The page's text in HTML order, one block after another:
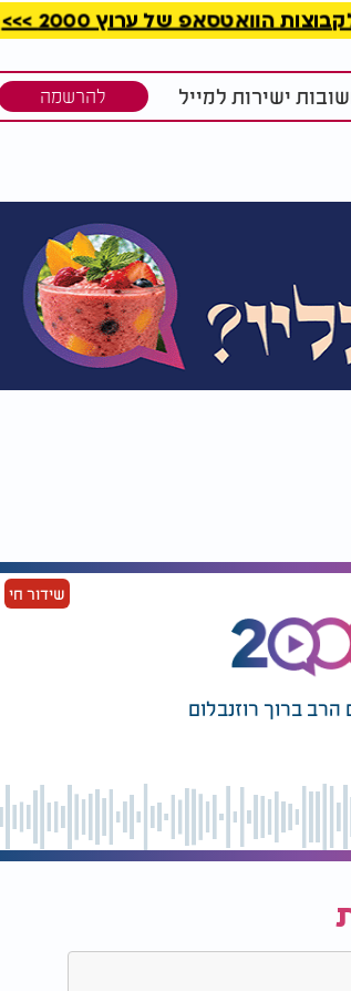
ונראה בבניין בית המקדש במהרה
הוואטסאפ של ערוץ 2000 >>>
ישירות למייל להרשמה
שידור חי
הרב ברוך רוזנבלום